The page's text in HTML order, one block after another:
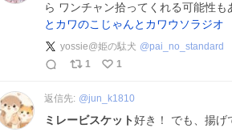
ら ワンチャン拾ってくれる可能性
とカワのこじゃんとカワウソラジオ
yossie@姫の駄犬 @pai_no_standard
1
1
返信先: @jun_k1810
ミレービスケット好き！ でも、揚げ